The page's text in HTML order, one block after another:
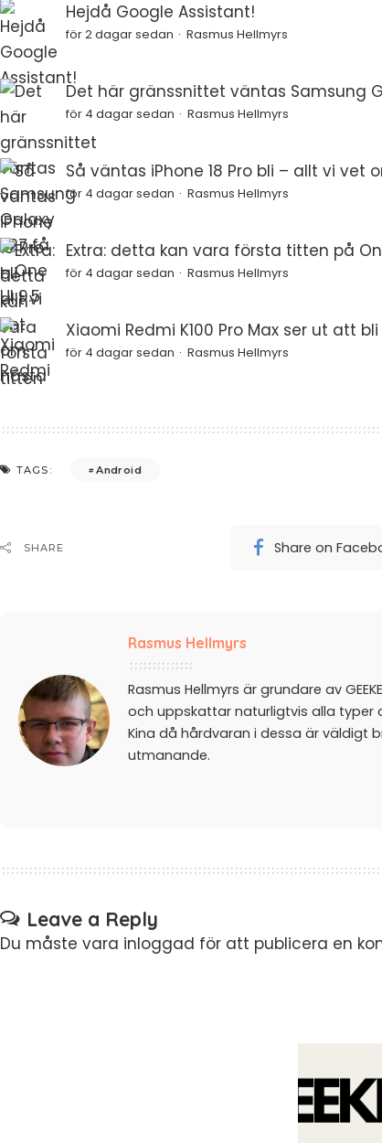
Hejdå Google Assistant!
för 2 dagar sedan Rasmus Hellmyrs
Det här gränssnittet väntas Samsung
för 4 dagar sedan Rasmus Hellmyrs
Så väntas iPhone 18 Pro bli – allt vi vet
för 4 dagar sedan Rasmus Hellmyrs
Extra: detta kan vara första titten på
för 4 dagar sedan Rasmus Hellmyrs
Xiaomi Redmi K100 Pro Max ser ut att
för 4 dagar sedan Rasmus Hellmyrs
TAGS: Android
SHARE Share on
Rasmus Hellmyrs
Rasmus Hellmyrs är grundare av
och uppskattar naturligtvis alla
Kina då hårdvaran i dessa är väldigt
utmanande.
Leave a Reply
Du måste vara inloggad för att publicera en